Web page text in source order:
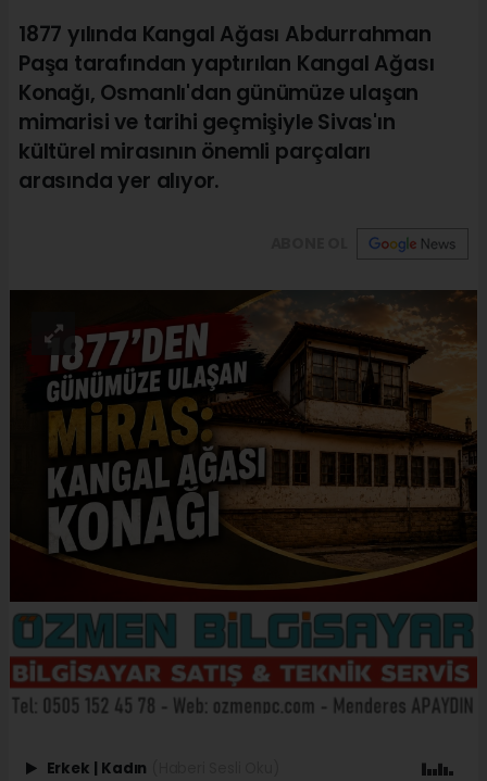
1877 yılında Kangal Ağası Abdurrahman
Paşa tarafından yaptırılan Kangal Ağası
Konağı, Osmanlı'dan günümüze ulaşan
mimarisi ve tarihi geçmişiyle Sivas'ın
kültürel mirasının önemli parçaları
arasında yer alıyor.
Erkek Kadın